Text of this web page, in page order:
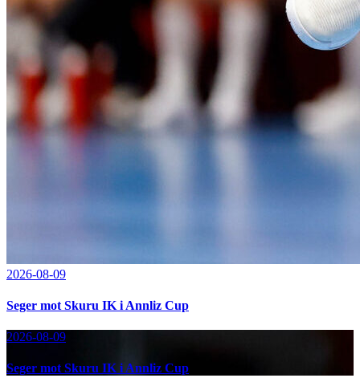
2026-08-09
Seger mot Skuru IK i Annliz Cup
2026-08-09
Seger mot Skuru IK i Annliz Cup